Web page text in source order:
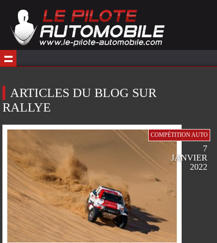
ARTICLES DU BLOG SUR
RALLYE
COMPÉTITION AUTO
7
JANVIER
2022